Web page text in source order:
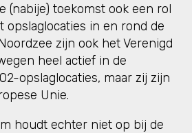
(nabije) toekomst ook een rol
opslaglocaties in en rond de
zijn ook het Verenigd
heel actief in de
opslaglocaties, maar zij zijn
Unie.
houdt echter niet op bij de